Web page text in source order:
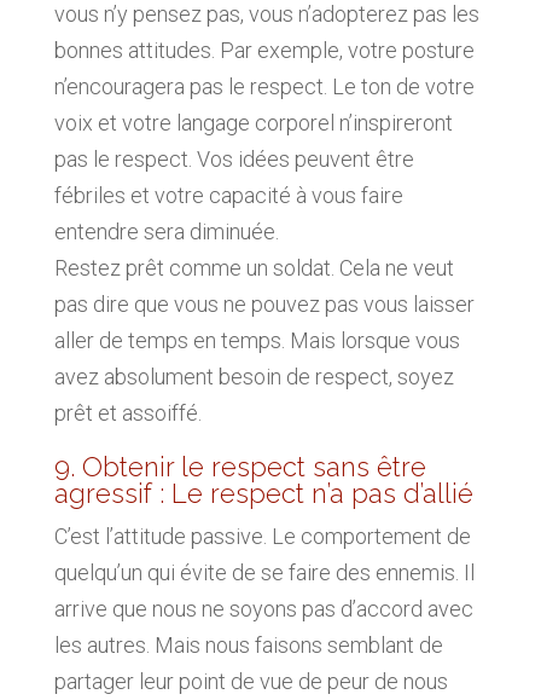
vous n’y pensez pas, vous n’adopterez pas les
bonnes attitudes. Par exemple, votre posture
n’encouragera pas le respect. Le ton de votre
voix et votre langage corporel n’inspireront
pas le respect. Vos idées peuvent être
fébriles et votre capacité à vous faire
entendre sera diminuée.
Restez prêt comme un soldat. Cela ne veut
pas dire que vous ne pouvez pas vous laisser
aller de temps en temps. Mais lorsque vous
avez absolument besoin de respect, soyez
prêt et assoiffé.
9. Obtenir le respect sans être
agressif : Le respect n’a pas d’allié
C’est l’attitude passive. Le comportement de
quelqu’un qui évite de se faire des ennemis. Il
arrive que nous ne soyons pas d’accord avec
les autres. Mais nous faisons semblant de
partager leur point de vue de peur de nous